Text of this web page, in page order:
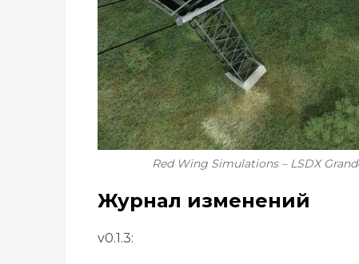
Red Wing Simulations – LSDX
Журнал изменений
v0.1.3: